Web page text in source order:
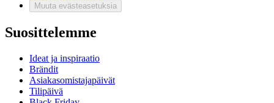
Muuta evästeasetuksia
Suosittelemme
Ideat ja inspiraatio
Brändit
Asiakasomistajapäivät
Tilipäivä